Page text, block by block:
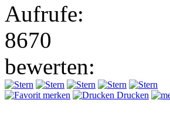
Aufrufe:
8670
bewerten:
merken Drucken